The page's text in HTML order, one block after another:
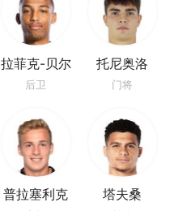
拉菲克-贝尔
加利
后卫
托尼奥洛
门将
普拉塞利克 塔夫桑